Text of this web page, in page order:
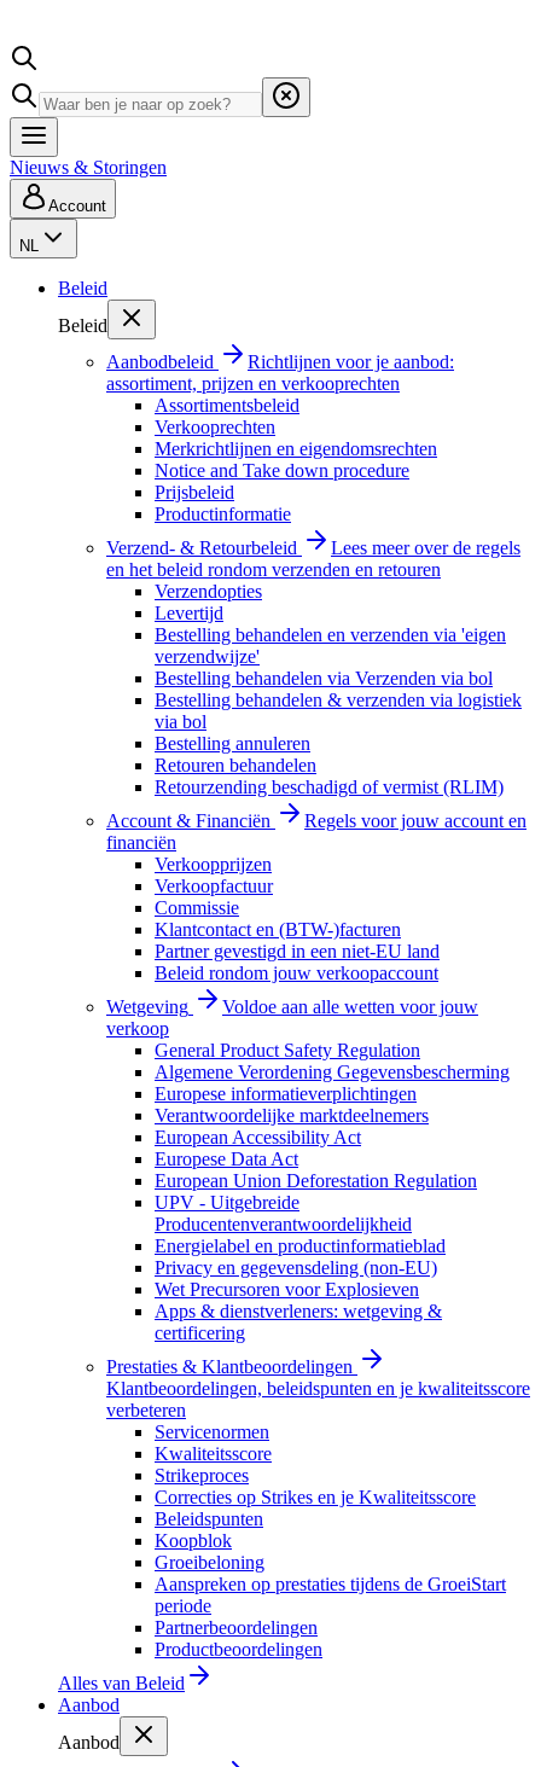
Nieuws & Storingen
Account
NL
Beleid
Beleid
Aanbodbeleid
Richtlijnen voor je aanbod:
assortiment, prijzen en verkooprechten
Assortimentsbeleid
Verkooprechten
Merkrichtlijnen en eigendomsrechten
Notice and Take down procedure
Prijsbeleid
Productinformatie
Verzend- & Retourbeleid
Lees meer over de regels
en het beleid rondom verzenden en retouren
Verzendopties
Levertijd
Bestelling behandelen en verzenden via 'eigen
verzendwijze'
Bestelling behandelen via Verzenden via bol
Bestelling behandelen & verzenden via logistiek
via bol
Bestelling annuleren
Retouren behandelen
Retourzending beschadigd of vermist (RLIM)
Account & Financiën
Regels voor jouw account en
financiën
Verkoopprijzen
Verkoopfactuur
Commissie
Klantcontact en (BTW-)facturen
Partner gevestigd in een niet-EU land
Beleid rondom jouw verkoopaccount
Wetgeving
Voldoe aan alle wetten voor jouw
verkoop
General Product Safety Regulation
Algemene Verordening Gegevensbescherming
Europese informatieverplichtingen
Verantwoordelijke marktdeelnemers
European Accessibility Act
Europese Data Act
European Union Deforestation Regulation
UPV - Uitgebreide
Producentenverantwoordelijkheid
Energielabel en productinformatieblad
Privacy en gegevensdeling (non-EU)
Wet Precursoren voor Explosieven
Apps & dienstverleners: wetgeving &
certificering
Prestaties & Klantbeoordelingen
Klantbeoordelingen, beleidspunten en je kwaliteitsscore
verbeteren
Servicenormen
Kwaliteitsscore
Strikeproces
Correcties op Strikes en je Kwaliteitsscore
Beleidspunten
Koopblok
Groeibeloning
Aanspreken op prestaties tijdens de GroeiStart
periode
Partnerbeoordelingen
Productbeoordelingen
Alles van Beleid
Aanbod
Aanbod